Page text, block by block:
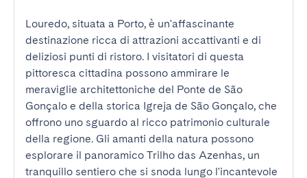
Louredo, situata a Porto, è un'affascinante
destinazione ricca di attrazioni accattivanti e di
deliziosi punti di ristoro. I visitatori di questa
pittoresca cittadina possono ammirare le
meraviglie architettoniche del Ponte de São
Gonçalo e della storica Igreja de São Gonçalo, che
offrono uno sguardo al ricco patrimonio culturale
della regione. Gli amanti della natura possono
esplorare il panoramico Trilho das Azenhas, un
tranquillo sentiero che si snoda lungo l'incantevole